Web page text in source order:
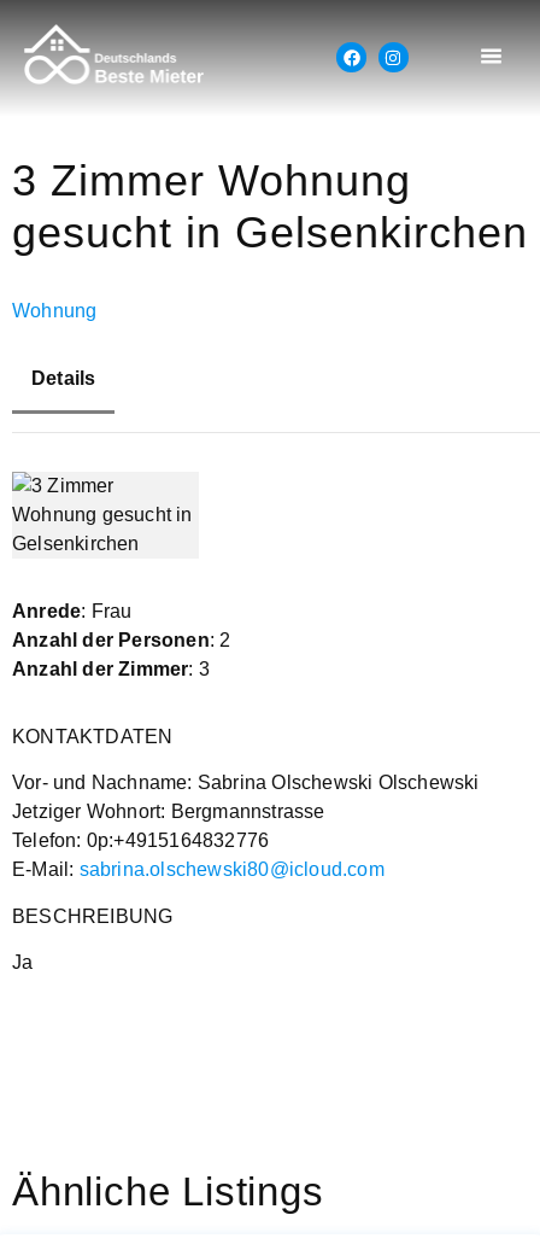
3 Zimmer Wohnung
gesucht in Gelsenkirchen
Wohnung
Details
Anrede: Frau
Anzahl der Personen: 2
Anzahl der Zimmer: 3
KONTAKTDATEN
Vor- und Nachname: Sabrina Olschewski Olschewski
Jetziger Wohnort: Bergmannstrasse
Telefon: 0p:+4915164832776
E-Mail: sabrina.olschewski80@icloud.com
BESCHREIBUNG
Ja
Ähnliche Listings